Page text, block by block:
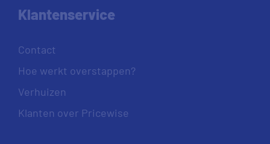
Klantenservice
Contact
Hoe werkt overstappen?
Verhuizen
Klanten over Pricewise